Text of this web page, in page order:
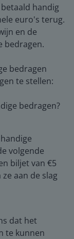
handig
euro's terug.
en de
bedragen.
bedragen
te stellen:
bedragen?
volgende
biljet van €5
aan de slag
dat het
te kunnen